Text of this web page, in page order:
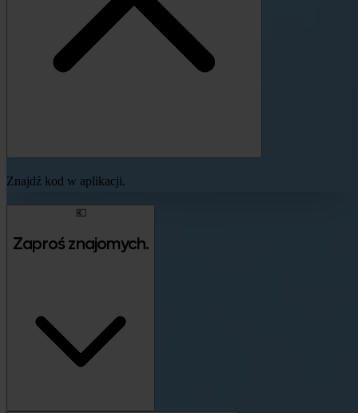
Znajdź kod w aplikacji.
💶
Zaproś znajomych.